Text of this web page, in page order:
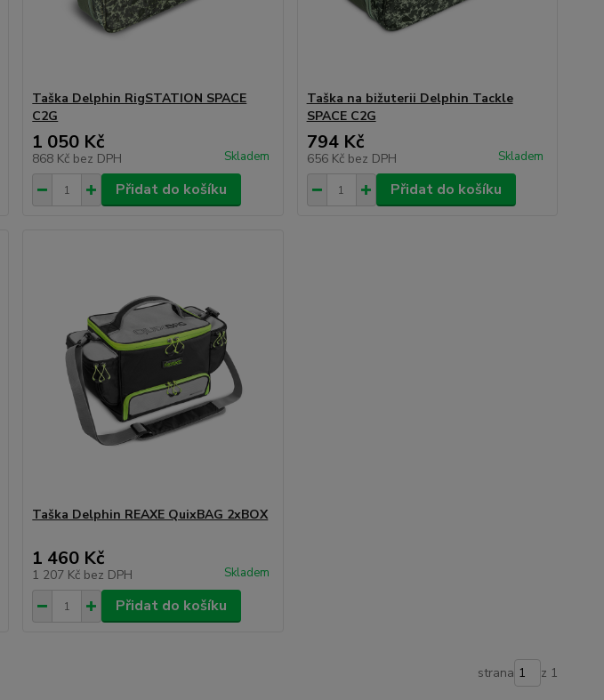
Taška Delphin RigSTATION SPACE
C2G
1 050 Kč
868 Kč bez DPH Skladem
Přidat do košíku
Taška na bižuterii Delphin Tackle
SPACE C2G
794 Kč
656 Kč bez DPH Skladem
Přidat do košíku
Taška Delphin REAXE QuixBAG 2xBOX
1 460 Kč
1 207 Kč bez DPH Skladem
Přidat do košíku
strana z 1